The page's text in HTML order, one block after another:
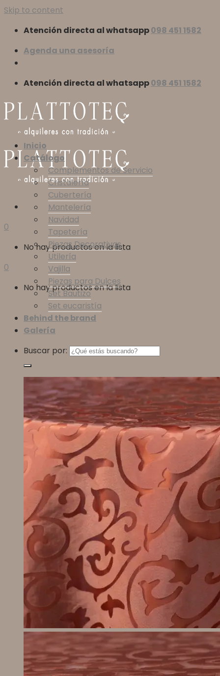
Skip to content
Atención directa al whatsapp098 451 1582
Agenda una asesoría
Atención directa al whatsapp098 451 1582
0
No hay productos en la lista
0
No hay productos en la lista
Inicio
Catálogo
Complementos de Servicio
Cristalería
Cubertería
Mantelería
Navidad
Tapetería
Piezas Decorativas
Utilería
Vajilla
Piezas para Dulces
Set Bautizo
Set eucaristía
Behind the brand
Galería
Buscar por: